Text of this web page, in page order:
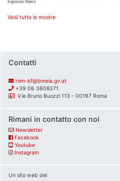
Ingresso libero
Vedi tutte le mostre
Contatti
rom-kf@bmeia.gv.at
+39 06 3608371
V.le Bruno Buozzi 113 - 00197 Roma
Rimani in contatto con noi
Newsletter
Facebook
Youtube
Instagram
Un sito web del